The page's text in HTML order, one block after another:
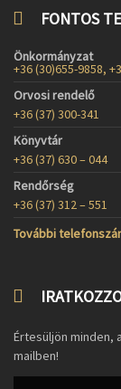
FONTOS
Önkormányzat
+36 (30)655-9858,
Orvosi rendelő
+36 (37) 300-341
Könyvtár
+36 (37) 630 – 044
Rendőrség
+36 (37) 312 – 551
További
Értesüljön minden,
mailben!